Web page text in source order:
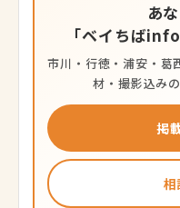
あ
「ベイちば
市川・行徳・浦安・葛
材・撮影込み
掲
相